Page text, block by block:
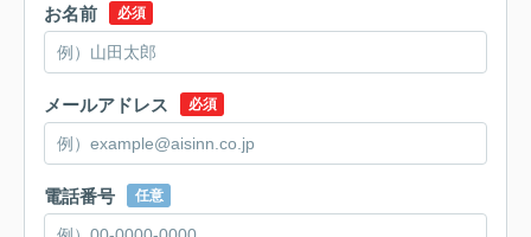
お名前 必須
メールアドレス 必須
電話番号 任意